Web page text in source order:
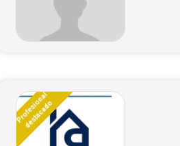
Profesional
destacado